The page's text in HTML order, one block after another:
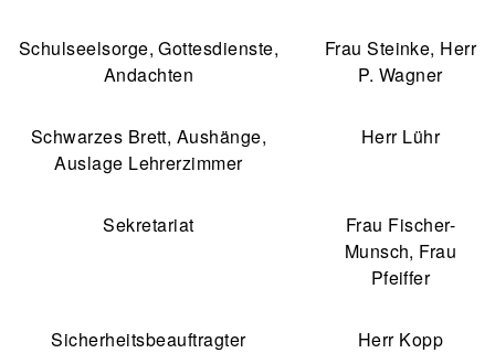
Schulseelsorge, Gottesdienste,
Andachten
Frau Steinke, Herr
P. Wagner
Schwarzes Brett, Aushänge,
Auslage Lehrerzimmer
Herr Lühr
Sekretariat
Frau Fischer-
Munsch, Frau
Pfeiffer
Sicherheitsbeauftragter Herr Kopp